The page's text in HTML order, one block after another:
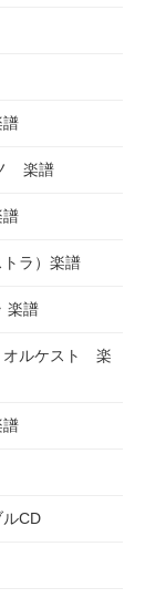
楽譜
ラ）楽譜
楽譜
オルケスト 楽
譜
ルCD